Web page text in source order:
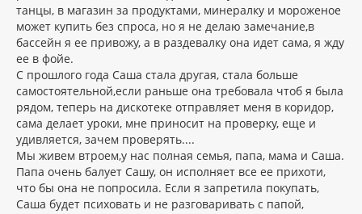
танцы, в магазин за продуктами, минералку и мороженое
может купить без спроса, но я не делаю замечание,в
бассейн я ее привожу, а в раздевалку она идет сама, я жду
ее в фойе.
С прошлого года Саша стала другая, стала больше
самостоятельной,если раньше она требовала чтоб я была
рядом, теперь на дискотеке отправляет меня в коридор,
сама делает уроки, мне приносит на проверку, еще и
удивляется, зачем проверять....
Мы живем втроем,у нас полная семья, папа, мама и Саша.
Папа очень балует Сашу, он исполняет все ее прихоти,
что бы она не попросила. Если я запретила покупать,
Саша будет психовать и не разговаривать с папой,